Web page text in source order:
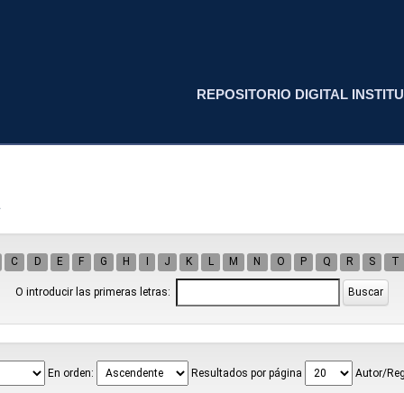
REPOSITORIO DIGITAL
C D E F G H J K L M N O P Q R S T
O introducir las primeras letras:
En orden: Resultados por página Autor/